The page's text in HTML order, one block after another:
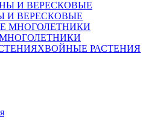
И ВЕРЕСКОВЫЕ
ХВОЙНЫЕ РАСТЕНИЯ